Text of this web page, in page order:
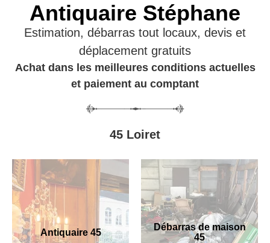
Antiquaire Stéphane
Estimation, débarras tout locaux, devis et
déplacement gratuits
Achat dans les meilleures conditions actuelles
et paiement au comptant
45 Loiret
Antiquaire 45
Débarras de maison
45